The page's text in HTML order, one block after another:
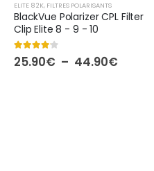
ELITE 8 2K, FILTRES POLARISANTS
BlackVue Polarizer CPL Filter
Clip Elite 8 - 9 - 10
4.00 out of 5
25.90€ – 44.90€